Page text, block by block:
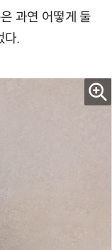
과연 어떻게 둘
다.